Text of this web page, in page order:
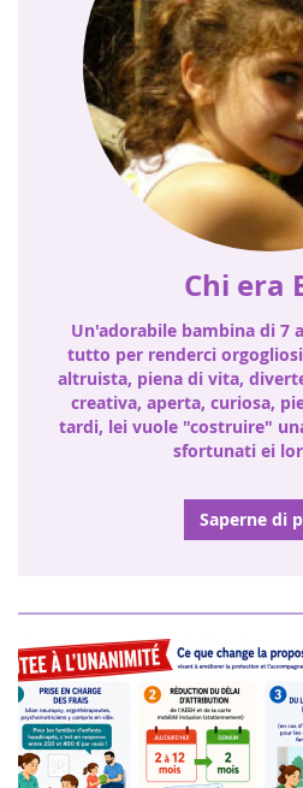
Chi era
Un'adorabile bambina di 7
tutto per renderci
altruista, piena di vita,
creativa, aperta, curiosa,
tardi, lei vuole "costruire"
sfortunati ei
Saperne di